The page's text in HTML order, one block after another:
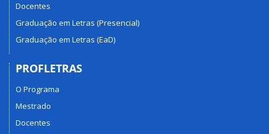
Docentes
Graduação em Letras (Presencial)
Graduação em Letras (EaD)
PROFLETRAS
O Programa
Mestrado
Docentes